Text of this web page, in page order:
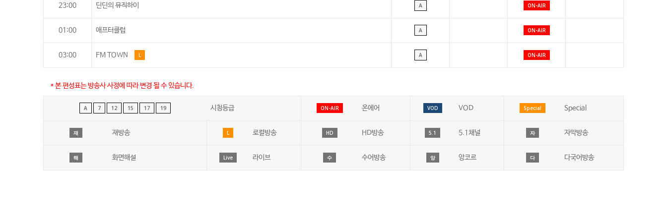
23:00 딘딘의 뮤직하이 A ON-AIR
01:00 애프터클럽 A ON-AIR
03:00 FM TOWN L A ON-AIR
* 본 편성표는 방송사 사정에 따라 변경 될 수 있습니다.
A 7 12 15 17 19 시청등급 ON-AIR 온에어 VOD VOD Special Special
재 재방송 L 로컬방송 HD HD방송 5.1 5.1채널 자 자막방송
해 화면해설 Live 라이브 수 수어방송 앙 앙코르 다 다국어방송